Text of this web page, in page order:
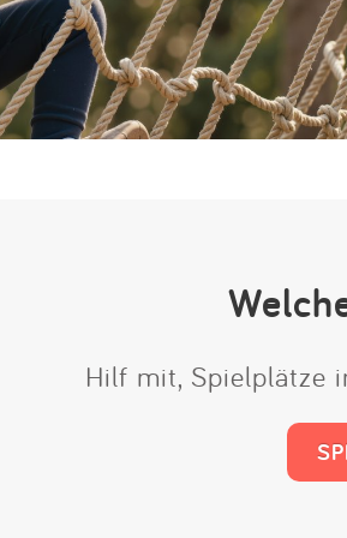
Hilf mit, Spielplätze